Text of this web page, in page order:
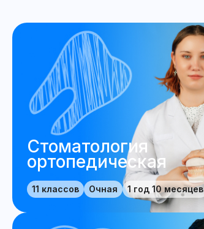
Стоматология
ортопедическая
11 классов Очная 1 год 10 месяцев